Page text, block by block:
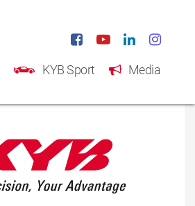
KYB Sport Media